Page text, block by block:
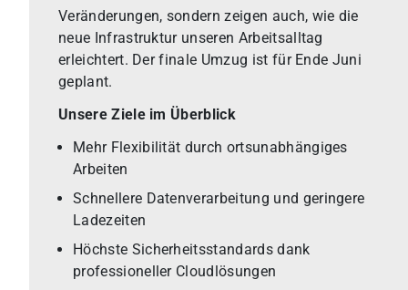
Veränderungen, sondern zeigen auch, wie die
neue Infrastruktur unseren Arbeitsalltag
erleichtert. Der finale Umzug ist für Ende Juni
geplant.
Unsere Ziele im Überblick
Mehr Flexibilität durch ortsunabhängiges
Arbeiten
Schnellere Datenverarbeitung und geringere
Ladezeiten
Höchste Sicherheitsstandards dank
professioneller Cloudlösungen